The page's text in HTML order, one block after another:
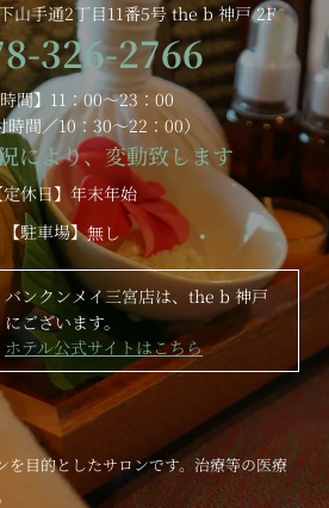
山手通2丁目11番5号 the b 神戸 2F
326-2766
間】11：00～23：00
時間／10：30～22：00）
により、変動致します
定休日】年末年始
【駐車場】無し
バンクンメイ三宮店は、the b 神戸
にございます。
ホテル公式サイトはこちら
を目的としたサロンです。治療等の医療